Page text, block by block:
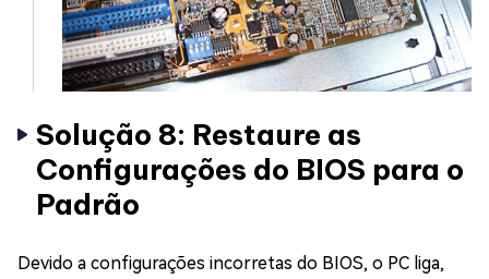
Solução 8: Restaure as
Configurações do BIOS para o
Padrão
Devido a configurações incorretas do BIOS, o PC liga,